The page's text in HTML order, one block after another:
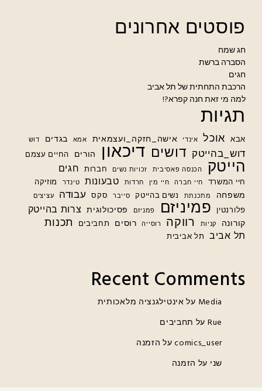
פוסטים אחרונים
חג שמח
הסברה ברשת
חגים
הרכבת התחתית של תל אביב
למה מי זאת חנה קפרא?!
תגיות
אבא אוכל אינדי אישה_חזקה_ועצמאית אמא בגדים דוש
דוש_בהייטק דושים דיכאון הורים החיים עצמם הייטק הכנסה פאסיבית זכויות נשים חברות חגים
חיי המשרד חיי חברה חיי מין חרדות טבעונות טינדר מוזיקה
משפחה מתכנתת נשים בהייטק סייבר סקס עבודה עציצים
פלורנטין פמיניזם פמניזם פסיכולוגית צרות בהייטק
קורונה קניות רווקה רוסייה רוסים תחביבים תכנות
תל אביב תל אביבית
Recent Comments
Media עלאינטילגנציה מלאכותית
Rue על תחביבים
comics_userעל הזמנה
שני על הזמנה